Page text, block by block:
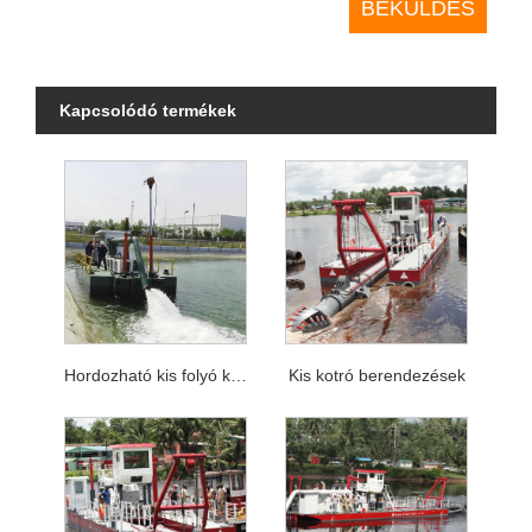
Kapcsolódó termékek
Hordozható kis folyó kotrási berendezés a tó kotrásához Kis kotró berendezések